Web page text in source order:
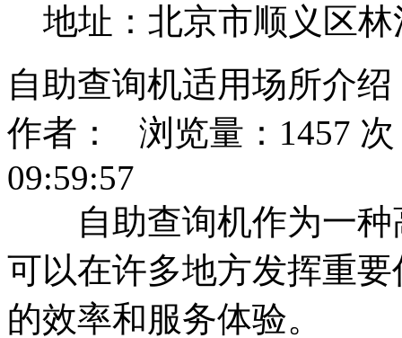
地址：北京市顺义区
自助查询机适用场所介绍
作者： 浏览量：1457
09:59:57
自助查询机作为一种
可以在许多地方发挥重
的效率和服务体验。